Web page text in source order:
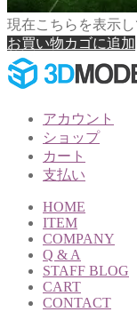
現在こちらを表示
お買い物カゴに追加
アカウント
ショップ
カート
支払い
HOME
ITEM
COMPANY
Q & A
STAFF BLOG
CART
CONTACT